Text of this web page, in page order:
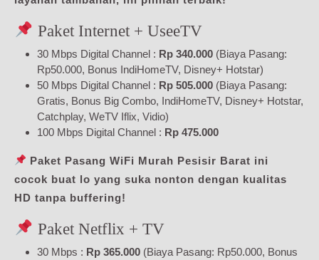
Paket Internet + UseeTV
30 Mbps Digital Channel : Rp 340.000 (Biaya Pasang:
Rp50.000, Bonus IndiHomeTV, Disney+ Hotstar)
50 Mbps Digital Channel : Rp 505.000 (Biaya Pasang:
Gratis, Bonus Big Combo, IndiHomeTV, Disney+ Hotstar,
Catchplay, WeTV Iflix, Vidio)
100 Mbps Digital Channel : Rp 475.000
Paket Pasang WiFi Murah Pesisir Barat ini
cocok buat lo yang suka nonton dengan kualitas
HD tanpa buffering!
Paket Netflix + TV
30 Mbps : Rp 365.000 (Biaya Pasang: Rp50.000, Bonus